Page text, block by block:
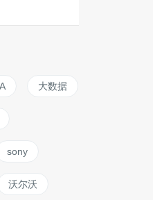
大数据
sony
沃尔沃